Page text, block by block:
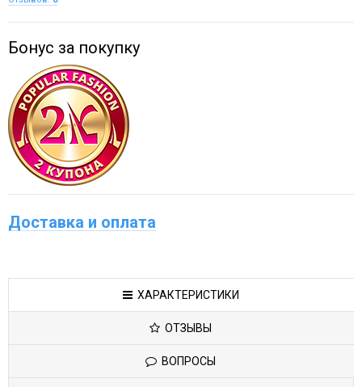
Бонус за покупку
Доставка и оплата
ХАРАКТЕРИСТИКИ
ОТЗЫВЫ
ВОПРОСЫ